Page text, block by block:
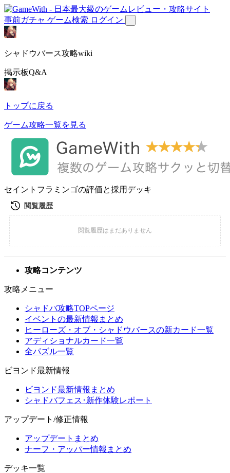
事前ガチャ ゲーム検索 ログイン
シャドウバース攻略wiki
掲示板Q&A
トップに戻る
ゲーム攻略一覧を見る
セイントフラミンゴの評価と採用デッキ
攻略コンテンツ
攻略メニュー
シャドバ攻略TOPページ
イベントの最新情報まとめ
ヒーローズ・オブ・シャドウバースの新カード一覧
アディショナルカード一覧
全パズル一覧
ビヨンド最新情報
ビヨンド最新情報まとめ
シャドバフェス･新作体験レポート
アップデート/修正情報
アップデートまとめ
ナーフ・アッパー情報まとめ
デッキ一覧